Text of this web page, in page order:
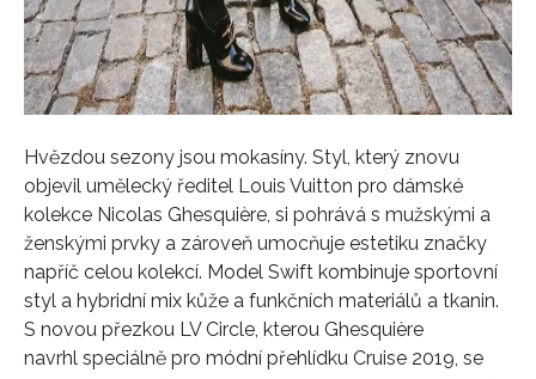
Hvězdou sezony jsou mokasíny. Styl, který znovu
objevil umělecký ředitel Louis Vuitton pro dámské
kolekce Nicolas Ghesquière, si pohrává s mužskými a
ženskými prvky a zároveň umocňuje estetiku značky
napříč celou kolekcí. Model Swift kombinuje sportovní
styl a hybridní mix kůže a funkčních materiálů a tkanin.
S novou přezkou LV Circle, kterou Ghesquière
navrhl speciálně pro módní přehlídku Cruise 2019, se